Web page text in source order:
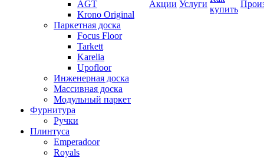
AGT
Krono Original
Паркетная доска
Focus Floor
Tarkett
Karelia
Upofloor
Инженерная доска
Массивная доска
Модульный паркет
Фурнитура
Ручки
Плинтуса
Emperadoor
Royals
Акции Услуги
купить